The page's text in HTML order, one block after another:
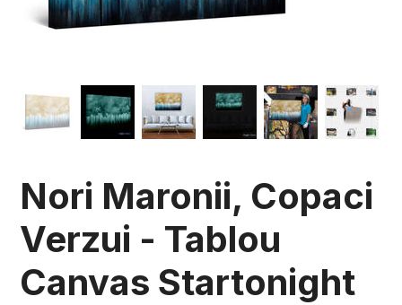
Nori Maronii, Copaci
Verzui - Tablou
Canvas Startonight